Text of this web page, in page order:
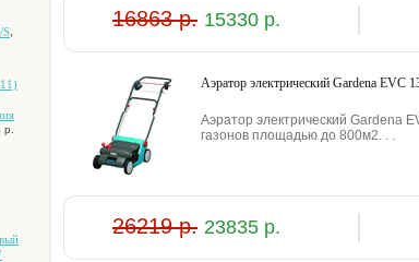
S,
16863 р. 15330 р.
Аэратор электрический Gardena EVC
Аэратор электрический Gardena
газонов площадью до 800м2. . .
26219 р. 23835 р.